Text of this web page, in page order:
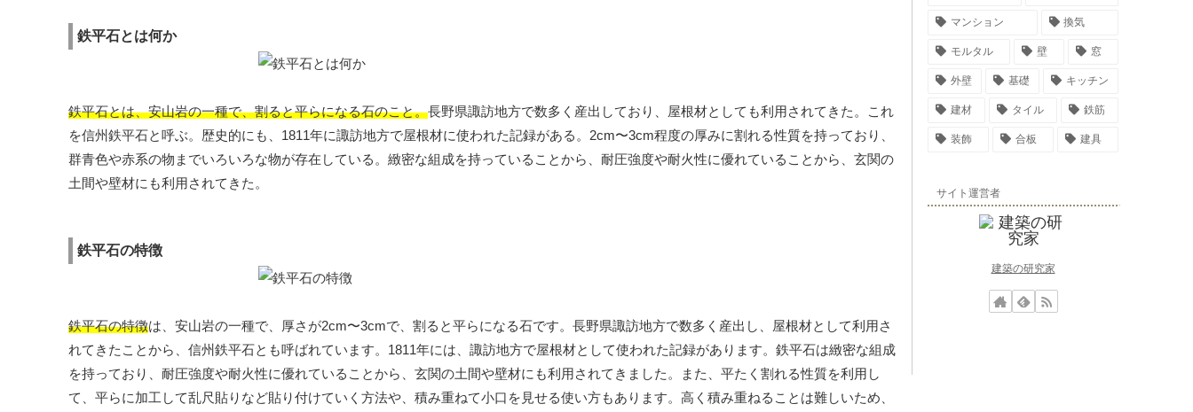
鉄平石とは何か
鉄平石とは、安山岩の一種で、割ると平らになる石のこと。長野県諏訪地方で数多く産出しており、屋根材としても利用されてきた。これ
を信州鉄平石と呼ぶ。歴史的にも、1811年に諏訪地方で屋根材に使われた記録がある。2cm〜3cm程度の厚みに割れる性質を持っており、
群青色や赤系の物までいろいろな物が存在している。緻密な組成を持っていることから、耐圧強度や耐火性に優れていることから、玄関の
土間や壁材にも利用されてきた。
鉄平石の特徴
鉄平石の特徴は、安山岩の一種で、厚さが2cm〜3cmで、割ると平らになる石です。長野県諏訪地方で数多く産出し、屋根材として利用さ
れてきたことから、信州鉄平石とも呼ばれています。1811年には、諏訪地方で屋根材として使われた記録があります。鉄平石は緻密な組成
を持っており、耐圧強度や耐火性に優れていることから、玄関の土間や壁材にも利用されてきました。また、平たく割れる性質を利用し
て、平らに加工して乱尺貼りなど貼り付けていく方法や、積み重ねて小口を見せる使い方もあります。高く積み重ねることは難しいため、
マンション 換気
モルタル 壁 窓
外壁 基礎 キッチン
建材 タイル 鉄筋
装飾 合板 建具
サイト運営者
建築の研究家